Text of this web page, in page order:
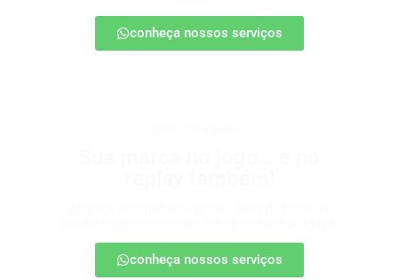
conheça nossos serviços
conheça nossos serviços